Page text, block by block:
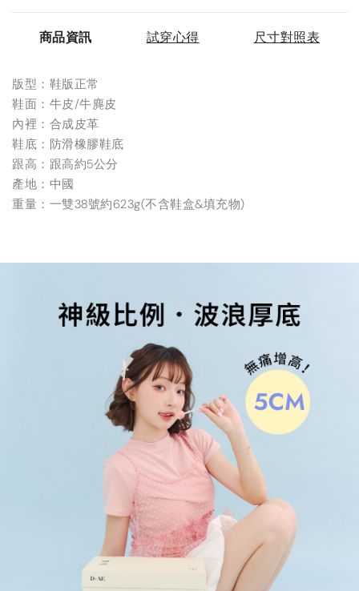
商品資訊 試穿心得 尺寸對照表
版型：鞋版正常
鞋面：牛皮/牛麂皮
內裡：合成皮革
鞋底：防滑橡膠鞋底
跟高：跟高約5公分
產地：中國
重量：一雙38號約623g(不含鞋盒&填充物)